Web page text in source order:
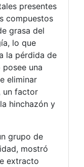
presentes
compuestos
grasa del
lo que
la pérdida de
una
eliminar
un factor
hinchazón y
grupo de
mostró
extracto